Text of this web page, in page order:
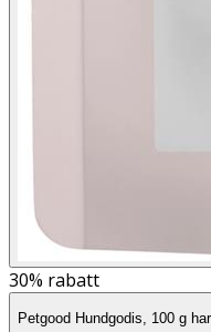
30% rabatt
Petgood Hundgodis, 100 g